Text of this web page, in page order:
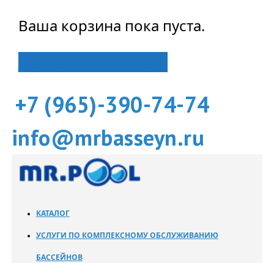
Ваша корзина пока пуста.
+7 (965)-390-74-74
info@mrbasseyn.ru
КАТАЛОГ
УСЛУГИ ПО КОМПЛЕКСНОМУ ОБСЛУЖИВАНИЮ
БАССЕЙНОВ